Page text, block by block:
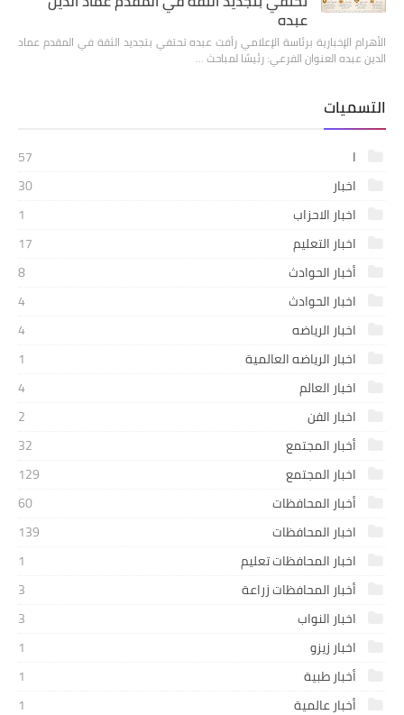
عبده
الأهرام الإخبارية برئاسة الإعلامي رأفت عبده تحتفي بتجديد الثقة في المقدم عماد
الدين عبده العنوان الفرعي: رئيسًا لمباحث …
التسميات
ا
57
اخبار
30
اخبار الاحزاب
1
اخبار التعليم
17
أخبار الحوادث
8
اخبار الحوادث
4
اخبار الرياضه
4
اخبار الرياضه العالمية
1
اخبار العالم
4
اخبار الفن
2
أخبار المجتمع
32
اخبار المجتمع
129
أخبار المحافظات
60
اخبار المحافظات
139
اخبار المحافظات تعليم
1
أخبار المحافظات زراعة
3
اخبار النواب
3
اخبار زيزو
1
أخبار طبية
1
أخبار عالمية
1